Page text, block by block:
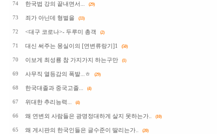
74 한국법 강의 끝내면서... (29)
73 죄가 아닌데 형벌을 (33)
72 <대구 코로나>- 두루미 총객 (2)
71 대신 써주는 몽실이의 [연변류랑기]1 (50)
70 이보게 최성룡 참 가지가지 하는구만 (1)
69 사무직 열등감의 폭발...ㅎ (29)
68 한국대졸과 중국고졸... (4)
67 위대한 추리능력... (4)
66 왜 연변외 사람들은 광명정대하게 살지 못하는가.. (10)
65 왜 게시판의 한국인들은 글수준이 딸리는가.. (20)